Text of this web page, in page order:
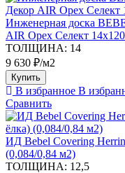
Инженерная доска
AIR Орех Селект
ТОЛЩИНА: 14
9 630 ₽/м2
Купить
В избранное В
Сравнить
ИД Bebel Covering
(0,084/0,84 м2)
ТОЛЩИНА: 12,5